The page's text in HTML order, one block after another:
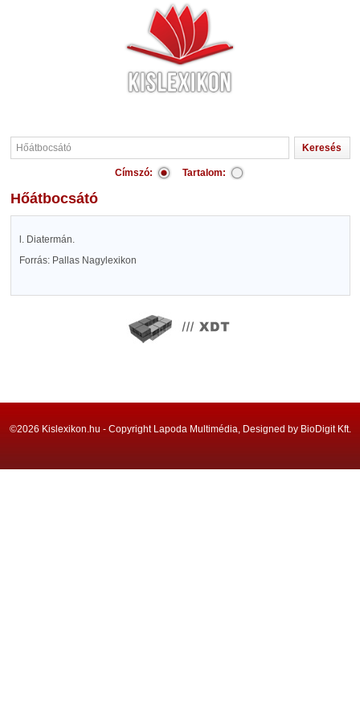
Címszó: Tartalom:
Hőátbocsátó
l. Diatermán.
Forrás: Pallas Nagylexikon
©2026 Kislexikon.hu - Copyright Lapoda Multimédia, Designed by BioDigit Kft.